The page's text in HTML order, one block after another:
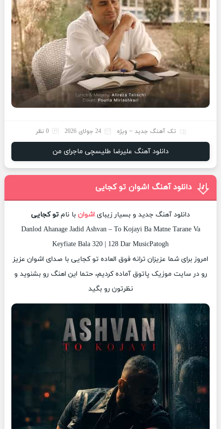
تک آهنگ جدید ~ ویژه 24 جولای 2026 0 نظر
دانلود آهنگ علیرضا طلیسچی ماجرای من
دانلود آهنگ اشوان تو کجایی
دانلود آهنگ جدید و بسیار زیبای اشوان با نام تو کجایی
Danlod Ahanage Jadid Ashvan – To Kojayi Ba Matne Tarane Va
Keyfiate Bala 320 | 128 Dar MusicPatogh
امروز برای شما عزیزان ترانه فوق العاده تو کجایی با صدای اشوان عزیز
رو در سایت موزیک پاتوق آماده کردیم، حتما این اهنگ رو بشنوید و
نظرتون رو بگید